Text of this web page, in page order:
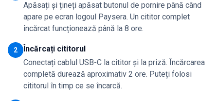
Apăsați și țineți apăsat butonul de pornire până când
apare pe ecran logoul Paysera. Un cititor complet
încărcat funcționează până la 8 ore.
2
Încărcați cititorul
Conectați cablul USB-C la cititor și la priză. Încărcarea
completă durează aproximativ 2 ore. Puteți folosi
cititorul în timp ce se încarcă.